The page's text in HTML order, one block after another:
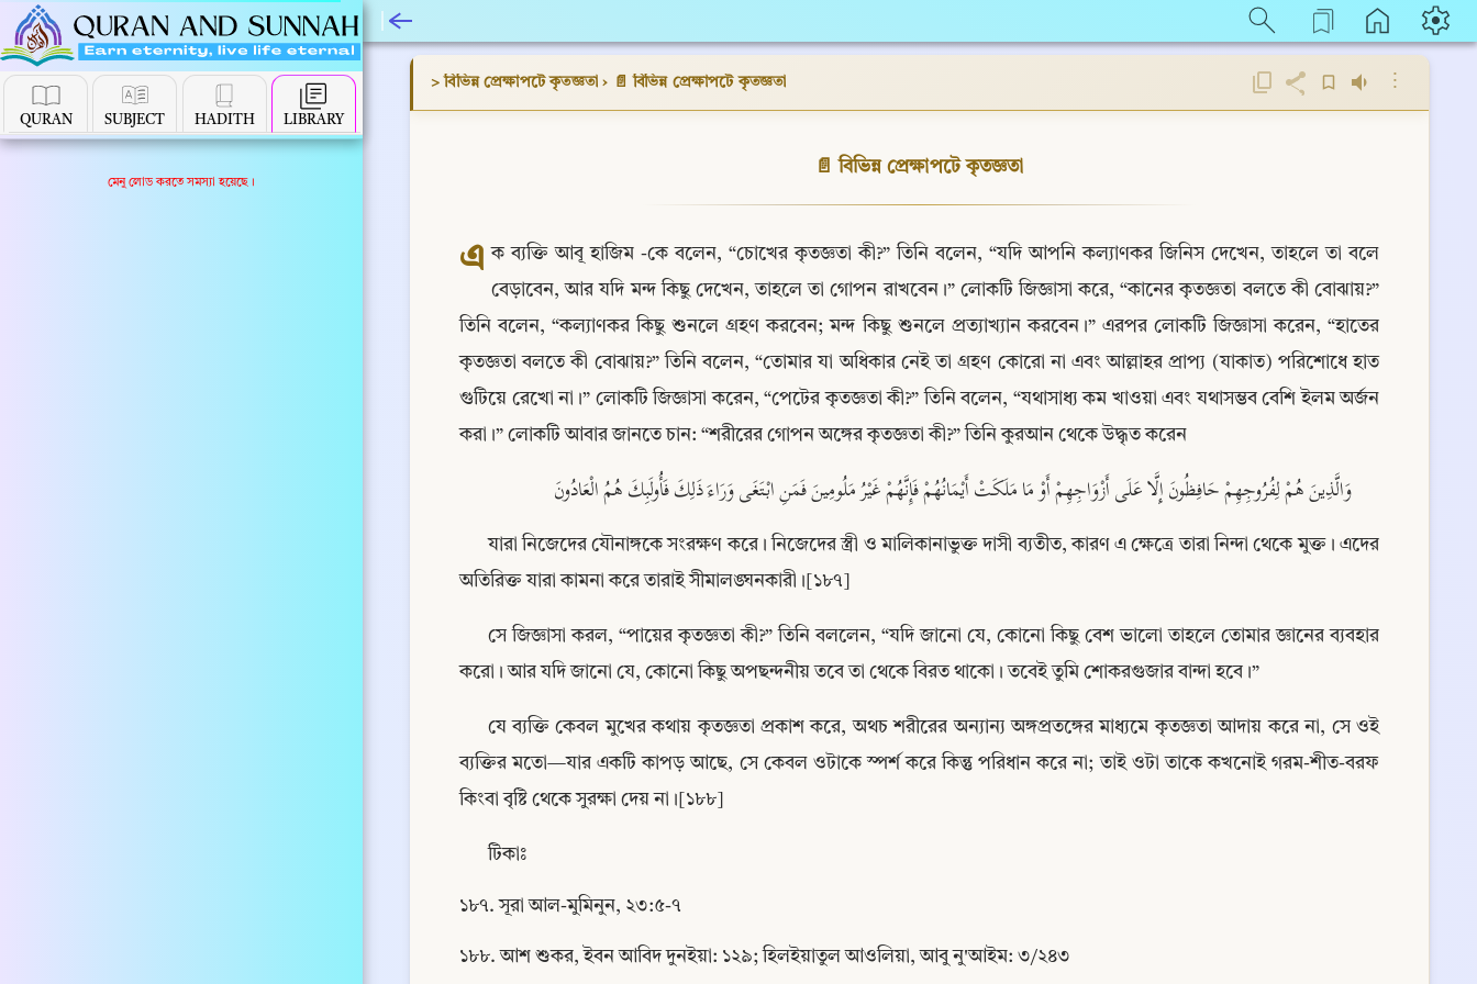
QURAN SUBJECT HADITH LIBRARY
মেনু লোড করতে সমস্যা হয়েছে।
> বিভিন্ন প্রেক্ষাপটে কৃতজ্ঞতা › 📄 বিভিন্ন প্রেক্ষাপটে কৃতজ্ঞতা ⋮
📄 বিভিন্ন প্রেক্ষাপটে কৃতজ্ঞতা
এ ক ব্যক্তি আবূ হাজিম -কে বলেন, “চোখের কৃতজ্ঞতা কী?” তিনি বলেন, “যদি আপনি কল্যাণকর জিনিস দেখেন, তাহলে তা বলে
বেড়াবেন, আর যদি মন্দ কিছু দেখেন, তাহলে তা গোপন রাখবেন।” লোকটি জিজ্ঞাসা করে, “কানের কৃতজ্ঞতা বলতে কী বোঝায়?”
তিনি বলেন, “কল্যাণকর কিছু শুনলে গ্রহণ করবেন; মন্দ কিছু শুনলে প্রত্যাখ্যান করবেন।” এরপর লোকটি জিজ্ঞাসা করেন, “হাতের
কৃতজ্ঞতা বলতে কী বোঝায়?” তিনি বলেন, “তোমার যা অধিকার নেই তা গ্রহণ কোরো না এবং আল্লাহর প্রাপ্য (যাকাত) পরিশোধে হাত
গুটিয়ে রেখো না।” লোকটি জিজ্ঞাসা করেন, “পেটের কৃতজ্ঞতা কী?” তিনি বলেন, “যথাসাধ্য কম খাওয়া এবং যথাসম্ভব বেশি ইলম অর্জন
করা।” লোকটি আবার জানতে চান: “শরীরের গোপন অঙ্গের কৃতজ্ঞতা কী?” তিনি কুরআন থেকে উদ্ধৃত করেন
وَالَّذِينَ هُمْ لِفُرُوجِهِمْ حَافِظُونَ إِلَّا عَلَى أَزْوَاجِهِمْ أَوْ مَا مَلَكَتْ أَيْمَانُهُمْ فَإِنَّهُمْ غَيْرُ مَلُومِينَ فَمَنِ ابْتَغَى وَرَاءَ ذَلِكَ فَأُولَبِكَ هُمُ الْعَادُونَ
যারা নিজেদের যৌনাঙ্গকে সংরক্ষণ করে। নিজেদের স্ত্রী ও মালিকানাভুক্ত দাসী ব্যতীত, কারণ এ ক্ষেত্রে তারা নিন্দা থেকে মুক্ত। এদের
অতিরিক্ত যারা কামনা করে তারাই সীমালঙ্ঘনকারী।[১৮৭]
সে জিজ্ঞাসা করল, “পায়ের কৃতজ্ঞতা কী?” তিনি বললেন, “যদি জানো যে, কোনো কিছু বেশ ভালো তাহলে তোমার জ্ঞানের ব্যবহার
করো। আর যদি জানো যে, কোনো কিছু অপছন্দনীয় তবে তা থেকে বিরত থাকো। তবেই তুমি শোকরগুজার বান্দা হবে।”
যে ব্যক্তি কেবল মুখের কথায় কৃতজ্ঞতা প্রকাশ করে, অথচ শরীরের অন্যান্য অঙ্গপ্রতঙ্গের মাধ্যমে কৃতজ্ঞতা আদায় করে না, সে ওই
ব্যক্তির মতো—যার একটি কাপড় আছে, সে কেবল ওটাকে স্পর্শ করে কিন্তু পরিধান করে না; তাই ওটা তাকে কখনোই গরম-শীত-বরফ
কিংবা বৃষ্টি থেকে সুরক্ষা দেয় না।[১৮৮]
টিকাঃ
১৮৭. সূরা আল-মুমিনুন, ২৩:৫-৭
১৮৮. আশ শুকর, ইবন আবিদ দুনইয়া: ১২৯; হিলইয়াতুল আওলিয়া, আবু নু'আইম: ৩/২৪৩